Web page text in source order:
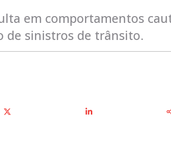
em comportamentos
de sinistros de trânsito.